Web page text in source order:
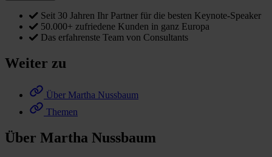
Seit 30 Jahren Ihr Partner für die besten Keynote-Speaker
50.000+ zufriedene Kunden in ganz Europa
Das erfahrenste Team von Consultants
Weiter zu
Über Martha Nussbaum
Themen
Über Martha Nussbaum